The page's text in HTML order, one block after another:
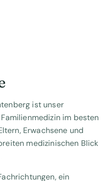
ist unser
im besten
Erwachsene und
medizinischen Blick
ein